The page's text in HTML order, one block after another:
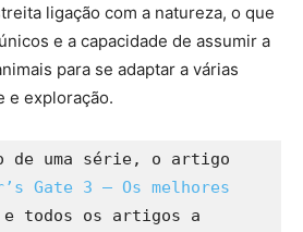
ligação com a natureza, o que
e a capacidade de assumir a
para se adaptar a várias
e exploração.
de uma série, o artigo
Gate 3 – Os melhores
e todos os artigos a